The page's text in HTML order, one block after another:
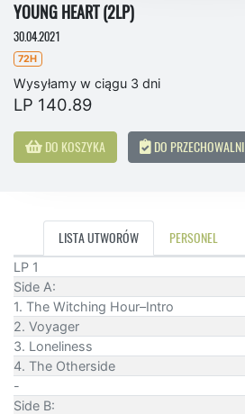
YOUNG HEART (2LP)
30.04.2021
72H
Wysyłamy w ciągu 3 dni
LP 140.89
DO KOSZYKA DO PRZECHOWALNI
LISTA UTWORÓW PERSONEL
LP 1
Side A:
1. The Witching Hour–Intro
2. Voyager
3. Loneliness
4. The Otherside
-
Side B: